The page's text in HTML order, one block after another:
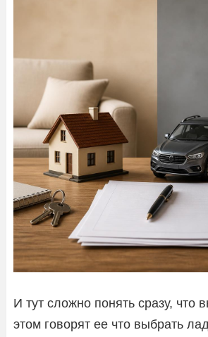
И тут сложно понять сразу, что
этом говорят ее что выбрать